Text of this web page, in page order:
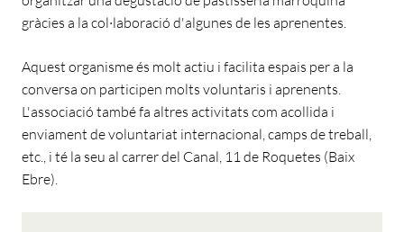
gràcies a la col·laboració d'algunes de les aprenentes.
Aquest organisme és molt actiu i facilita espais per a la
conversa on participen molts voluntaris i aprenents.
L'associació també fa altres activitats com acollida i
enviament de voluntariat internacional, camps de treball,
etc., i té la seu al carrer del Canal, 11 de Roquetes (Baix
Ebre).